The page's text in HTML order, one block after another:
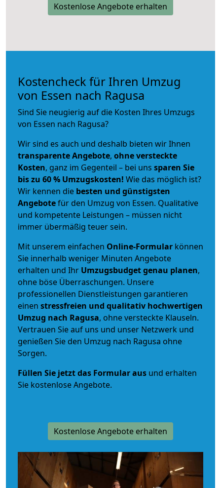
Kostenlose Angebote erhalten
Kostencheck für Ihren Umzug
von Essen nach Ragusa
Sind Sie neugierig auf die Kosten Ihres Umzugs
von Essen nach Ragusa?
Wir sind es auch und deshalb bieten wir Ihnen
transparente Angebote, ohne versteckte
Kosten, ganz im Gegenteil – bei uns sparen Sie
bis zu 60 % Umzugskosten! Wie das möglich ist?
Wir kennen die besten und günstigsten
Angebotefür den Umzug von Essen. Qualitative
und kompetente Leistungen – müssen nicht
immer übermäßig teuer sein.
Mit unserem einfachen Online-Formular können
Sie innerhalb weniger Minuten Angebote
erhalten und Ihr Umzugsbudgetgenau planen,
ohne böse Überraschungen. Unsere
professionellen Dienstleistungen garantieren
einen stressfreien und qualitativ hochwertigen
Umzug nach Ragusa, ohne versteckte Klauseln.
Vertrauen Sie auf uns und unser Netzwerk und
genießen Sie den Umzug nach Ragusa ohne
Sorgen.
Füllen Sie jetzt das Formular aus und erhalten
Sie kostenlose Angebote.
Kostenlose Angebote erhalten